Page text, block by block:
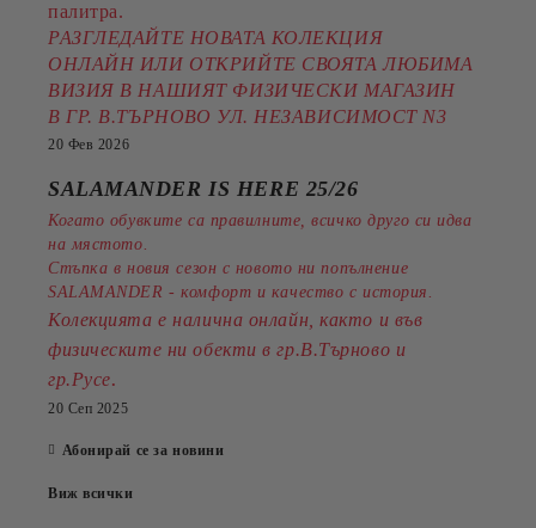
палитра.
РАЗГЛЕДАЙТЕ НОВАТА КОЛЕКЦИЯ
ОНЛАЙН ИЛИ ОТКРИЙТЕ СВОЯТА ЛЮБИМА
ВИЗИЯ В НАШИЯТ ФИЗИЧЕСКИ МАГАЗИН
В ГР. В.ТЪРНОВО УЛ. НЕЗАВИСИМОСТ N3
20 Фев 2026
SALAMANDER IS HERE 25/26
Когато обувките са правилните, всичко друго си идва
на мястото.
Стъпка в новия сезон с новото ни попълнение
SALAMANDER - комфорт и качество с история.
Колекцията е налична онлайн, както и във
физическите ни обекти в гр.В.Търново и
гр.Русе.
20 Сеп 2025
Абонирай се за новини
Виж всички